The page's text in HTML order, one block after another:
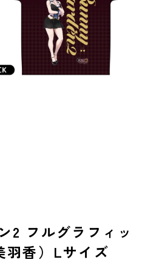
2 フルグラフィッ
羽香）Lサイズ